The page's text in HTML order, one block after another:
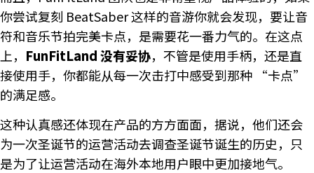
你尝试复刻 BeatSaber 这样的音游你就会发现，要让音
符和音乐节拍完美卡点，是需要花一番力气的。在这点
上， FunFitLand 没有妥协，不管是使用手柄，还是直
接使用手，你都能从每一次击打中感受到那种 “卡点”
的满足感。
这种认真感还体现在产品的方方面面，据说，他们还会
为一次圣诞节的运营活动去调查圣诞节诞生的历史，只
是为了让运营活动在海外本地用户眼中更加接地气。